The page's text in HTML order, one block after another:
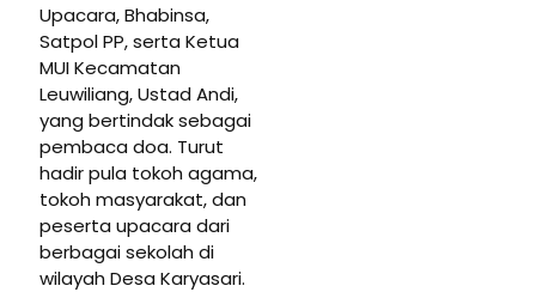
Upacara, Bhabinsa,
Satpol PP, serta Ketua
MUI Kecamatan
Leuwiliang, Ustad Andi,
yang bertindak sebagai
pembaca doa. Turut
hadir pula tokoh agama,
tokoh masyarakat, dan
peserta upacara dari
berbagai sekolah di
wilayah Desa Karyasari.